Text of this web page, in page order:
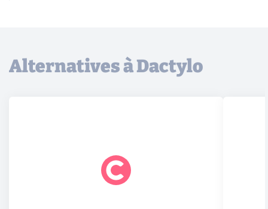
Alternatives à Dactylo